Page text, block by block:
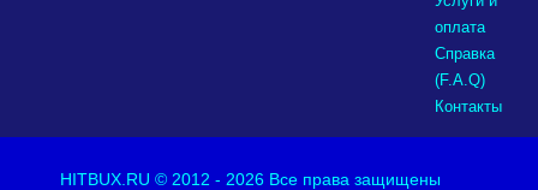
оплата
Справка
(F.A.Q)
Контакты
HITBUX.RU © 2012 - 2026 Все права защищены